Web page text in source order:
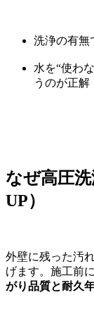
洗浄の有無
水を“使わ
うのが正解
なぜ高圧
UP）
外壁に残った汚
げます。施工前
がり品質と耐久